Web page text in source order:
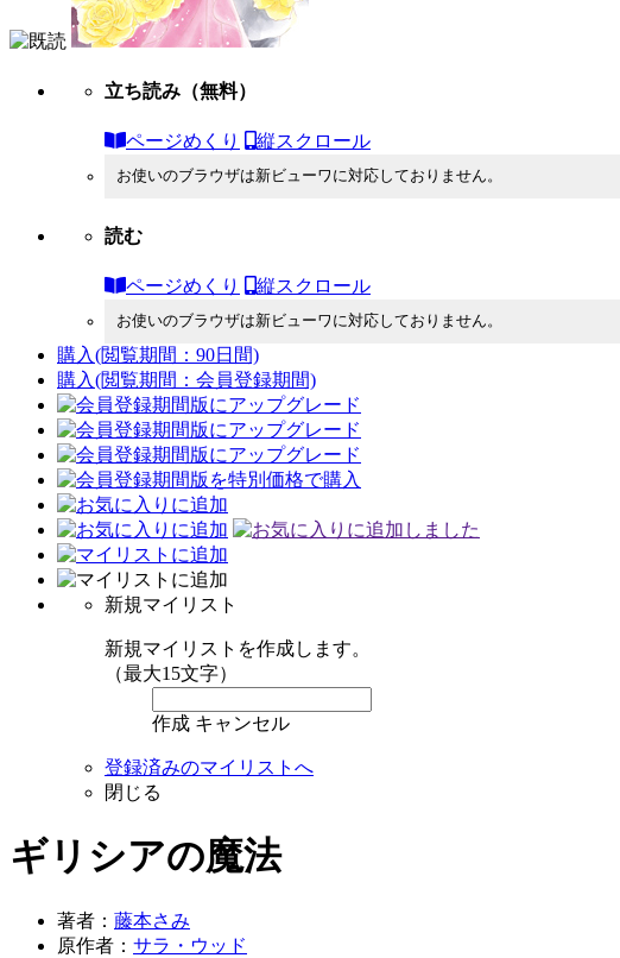
立ち読み （無料）
ページめくり 縦スクロール
お使いのブラウザは新ビューワに対応しておりません。
読む
ページめくり 縦スクロール
お使いのブラウザは新ビューワに対応しておりません。
購入(閲覧期間：90日間)
購入(閲覧期間：会員登録期間)
新規マイリスト
新規マイリストを作成します。
（最大15文字）
作成 キャンセル
登録済みのマイリストへ
閉じる
ギリシアの魔法
著者： 藤本さみ
原作者： サラ・ウッド